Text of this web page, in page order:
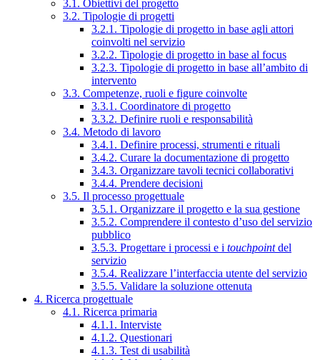
3.1. Obiettivi del progetto
3.2. Tipologie di progetti
3.2.1. Tipologie di progetto in base agli attori
coinvolti nel servizio
3.2.2. Tipologie di progetto in base al focus
3.2.3. Tipologie di progetto in base all’ambito di
intervento
3.3. Competenze, ruoli e figure coinvolte
3.3.1. Coordinatore di progetto
3.3.2. Definire ruoli e responsabilità
3.4. Metodo di lavoro
3.4.1. Definire processi, strumenti e rituali
3.4.2. Curare la documentazione di progetto
3.4.3. Organizzare tavoli tecnici collaborativi
3.4.4. Prendere decisioni
3.5. Il processo progettuale
3.5.1. Organizzare il progetto e la sua gestione
3.5.2. Comprendere il contesto d’uso del servizio
pubblico
3.5.3. Progettare i processi e i touchpointdel
servizio
3.5.4. Realizzare l’interfaccia utente del servizio
3.5.5. Validare la soluzione ottenuta
4. Ricerca progettuale
4.1. Ricerca primaria
4.1.1. Interviste
4.1.2. Questionari
4.1.3. Test di usabilità